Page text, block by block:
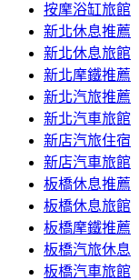
按摩浴缸旅館
新北休息推薦
新北休息旅館
新北摩鐵推薦
新北汽旅推薦
新北汽車旅館
新店汽旅住宿
新店汽車旅館
板橋休息推薦
板橋休息旅館
板橋摩鐵推薦
板橋汽旅休息
板橋汽車旅館